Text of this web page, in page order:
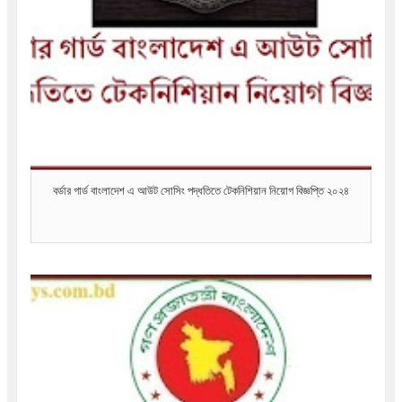
বর্ডার গার্ড বাংলাদেশ এ আউট সোসিং পদ্ধতিতে টেকনিশিয়ান নিয়োগ বিজ্ঞপ্তি ২০২৪